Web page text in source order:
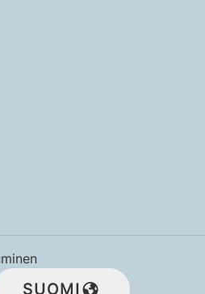
SUOMI